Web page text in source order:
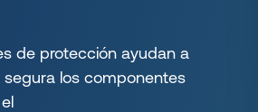
de protección ayudan a
los componentes